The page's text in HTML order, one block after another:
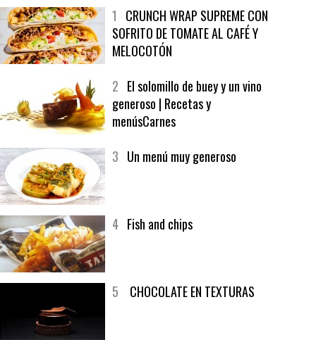
MÁS LEÍDO ÚLTIMAS PUBLICACIONES
SOFRITO DE TOMATE AL CAFÉ Y
MELOCOTÓN
generoso | Recetas y